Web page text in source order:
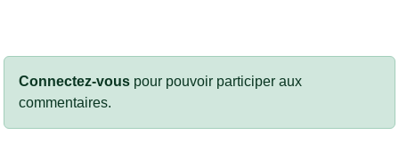
Connectez-vous pour pouvoir participer aux
commentaires.